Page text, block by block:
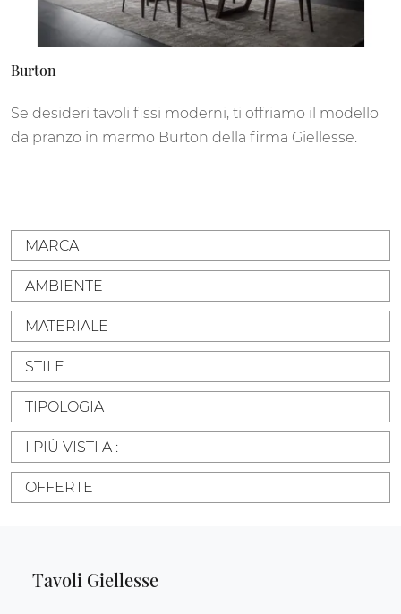
Burton
Se desideri tavoli fissi moderni, ti offriamo il modello
da pranzo in marmo Burton della firma Giellesse.
MARCA
AMBIENTE
MATERIALE
STILE
TIPOLOGIA
I PIÙ VISTI A :
OFFERTE
Tavoli Giellesse